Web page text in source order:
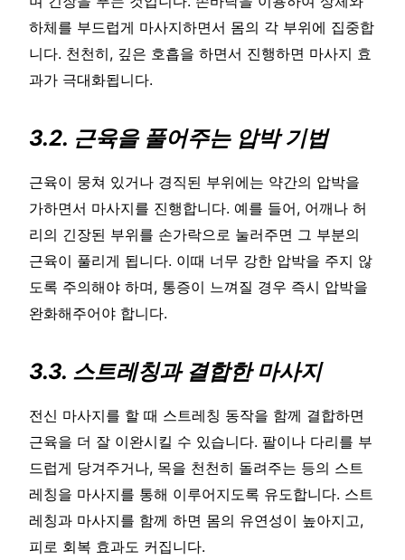
하체를 부드럽게 마사지하면서 몸의 각 부위에 집중합
니다. 천천히, 깊은 호흡을 하면서 진행하면 마사지 효
과가 극대화됩니다.
3.2. 근육을 풀어주는 압박 기법
근육이 뭉쳐 있거나 경직된 부위에는 약간의 압박을
가하면서 마사지를 진행합니다. 예를 들어, 어깨나 허
리의 긴장된 부위를 손가락으로 눌러주면 그 부분의
근육이 풀리게 됩니다. 이때 너무 강한 압박을 주지 않
도록 주의해야 하며, 통증이 느껴질 경우 즉시 압박을
완화해주어야 합니다.
3.3. 스트레칭과 결합한 마사지
전신 마사지를 할 때 스트레칭 동작을 함께 결합하면
근육을 더 잘 이완시킬 수 있습니다. 팔이나 다리를 부
드럽게 당겨주거나, 목을 천천히 돌려주는 등의 스트
레칭을 마사지를 통해 이루어지도록 유도합니다. 스트
레칭과 마사지를 함께 하면 몸의 유연성이 높아지고,
피로 회복 효과도 커집니다.